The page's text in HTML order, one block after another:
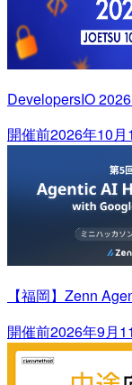
DevelopersIO
開催前2026年10月
【福岡】Zenn
開催前2026年9月